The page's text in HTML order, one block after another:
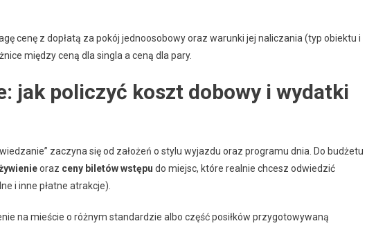
cenę z dopłatą za pokój jednoosobowy oraz warunki jej naliczania (typ obiektu i
między ceną dla singla a ceną dla pary.
jak policzyć koszt dobowy i wydatki
zaczyna się od założeń o stylu wyjazdu oraz programu dnia. Do budżetu
oraz ceny biletów wstępu do miejsc, które realnie chcesz odwiedzić
i inne płatne atrakcje).
na mieście o różnym standardzie albo część posiłków przygotowywaną